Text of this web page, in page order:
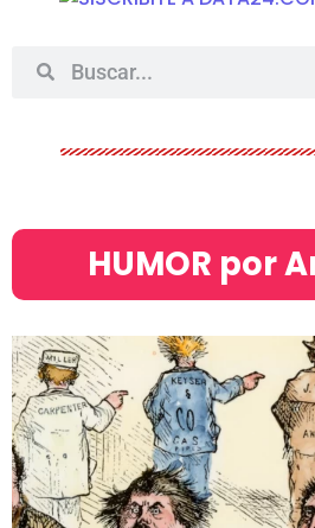
HUMOR por